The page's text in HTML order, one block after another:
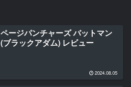
ページパンチャーズ バットマン
(ブラックアダム) レビュー
2024.08.05